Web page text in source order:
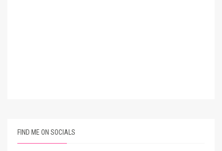
FIND ME ON SOCIALS